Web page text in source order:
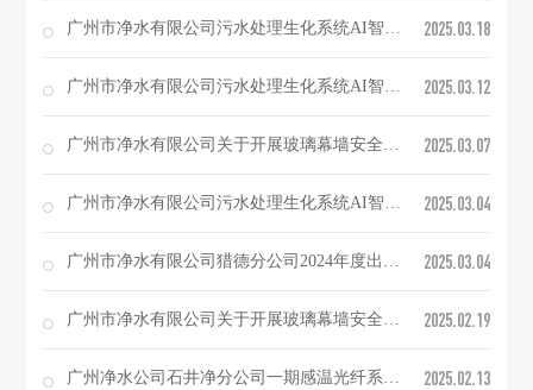
广州市净水有限公司污水处理生化系统AI智能视频识别监控预警模型研发（第二次）项目询价公告 2025.03.18
广州市净水有限公司污水处理生化系统AI智能视频识别监控预警模型研发项目公开询价结果的公示 2025.03.12
广州市净水有限公司关于开展玻璃幕墙安全检测（第二次）项目公开询价结果的公示 2025.03.07
广州市净水有限公司污水处理生化系统AI智能视频识别监控预警模型研发项目询价公告 2025.03.04
广州市净水有限公司猎德分公司2024年度出水渠箱年度检测项目（第二次）询价公告 2025.03.04
广州市净水有限公司关于开展玻璃幕墙安全检测（第二次）项目询价公告 2025.02.19
广州净水公司石井净分公司一期感温光纤系统维修项目公开询价结果的公示 2025.02.13